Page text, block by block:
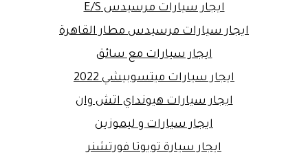
ايجار سيارات مرسيدس E/S
ايجار سيارات مرسيدس مطار القاهرة
ايجار سيارات مع سائق
ايجار سيارات ميتسوبيشي 2022
ايجار سيارات هيونداي اتش وان
ايجار سيارات و ليموزين
ايجار سيارة تويوتا فورتشنر